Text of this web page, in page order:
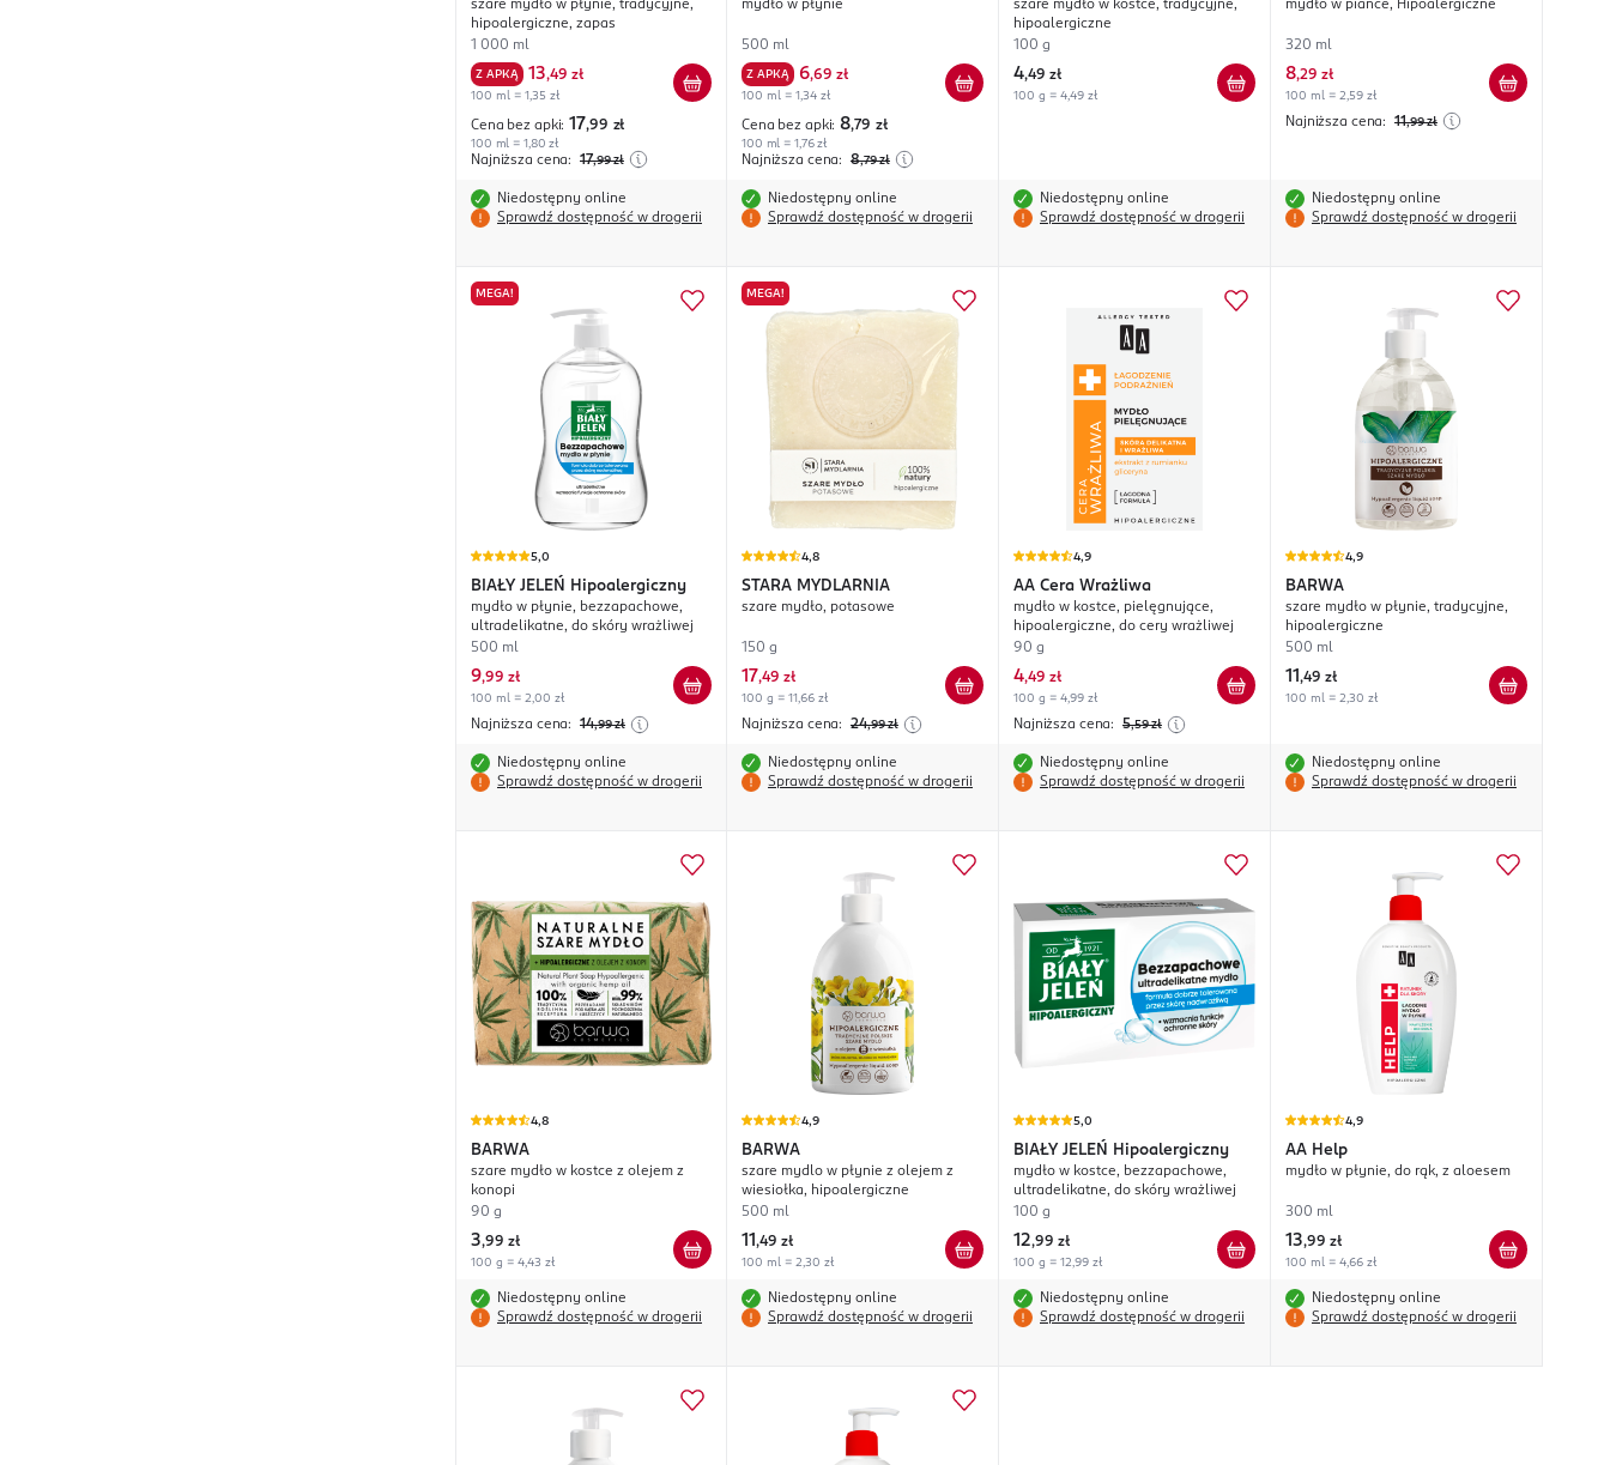
szare mydło w płynie, tradycyjne,
hipoalergiczne, zapas
1 000 ml
Z APKĄ 13,49 zł
100 ml = 1,35 zł
Cena bez apki: 17,99 zł
100 ml = 1,80 zł
Najniższa cena: 17,99 zł
Niedostępny online
Sprawdź dostępność w drogerii
mydło w płynie
500 ml
Z APKĄ 6,69 zł
100 ml = 1,34 zł
Cena bez apki: 8,79 zł
100 ml = 1,76 zł
Najniższa cena: 8,79 zł
Niedostępny online
Sprawdź dostępność w drogerii
szare mydło w kostce, tradycyjne,
hipoalergiczne
100 g
4,49 zł
100 g = 4,49 zł
Niedostępny online
Sprawdź dostępność w drogerii
mydło w piance, Hipoalergiczne
320 ml
8,29 zł
100 ml = 2,59 zł
Najniższa cena: 11,99 zł
Niedostępny online
Sprawdź dostępność w drogerii
MEGA!
5,0
BIAŁY JELEŃ Hipoalergiczny
mydło w płynie, bezzapachowe,
ultradelikatne, do skóry wrażliwej
500 ml
9,99 zł
100 ml = 2,00 zł
Najniższa cena: 14,99 zł
Niedostępny online
Sprawdź dostępność w drogerii
MEGA!
4,8
STARA MYDLARNIA
szare mydło, potasowe
150 g
17,49 zł
100 g = 11,66 zł
Najniższa cena: 24,99 zł
Niedostępny online
Sprawdź dostępność w drogerii
4,9
AA Cera Wrażliwa
mydło w kostce, pielęgnujące,
hipoalergiczne, do cery wrażliwej
90 g
4,49 zł
100 g = 4,99 zł
Najniższa cena: 5,59 zł
Niedostępny online
Sprawdź dostępność w drogerii
4,9
BARWA
szare mydło w płynie, tradycyjne,
hipoalergiczne
500 ml
11 ,49 zł
100 ml = 2,30 zł
Niedostępny online
Sprawdź dostępność w drogerii
4,8
BARWA
szare mydło w kostce z olejem z
konopi
90 g
3,99 zł
100 g = 4,43 zł
Niedostępny online
Sprawdź dostępność w drogerii
4,9
BARWA
szare mydlo w płynie z olejem z
wiesiołka, hipoalergiczne
500 ml
11 ,49 zł
100 ml = 2,30 zł
Niedostępny online
Sprawdź dostępność w drogerii
5,0
BIAŁY JELEŃ Hipoalergiczny
mydło w kostce, bezzapachowe,
ultradelikatne, do skóry wrażliwej
100 g
12,99 zł
100 g = 12,99 zł
Niedostępny online
Sprawdź dostępność w drogerii
4,9
AA Help
mydło w płynie, do rąk, z aloesem
300 ml
13,99 zł
100 ml = 4,66 zł
Niedostępny online
Sprawdź dostępność w drogerii